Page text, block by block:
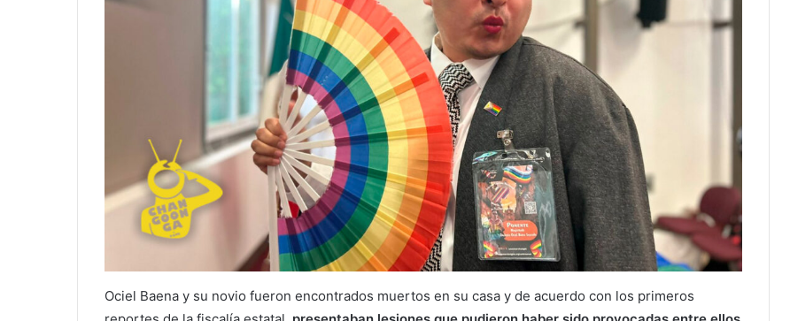
Ociel Baena y su novio fueron encontrados muertos en su casa y de acuerdo con los primeros